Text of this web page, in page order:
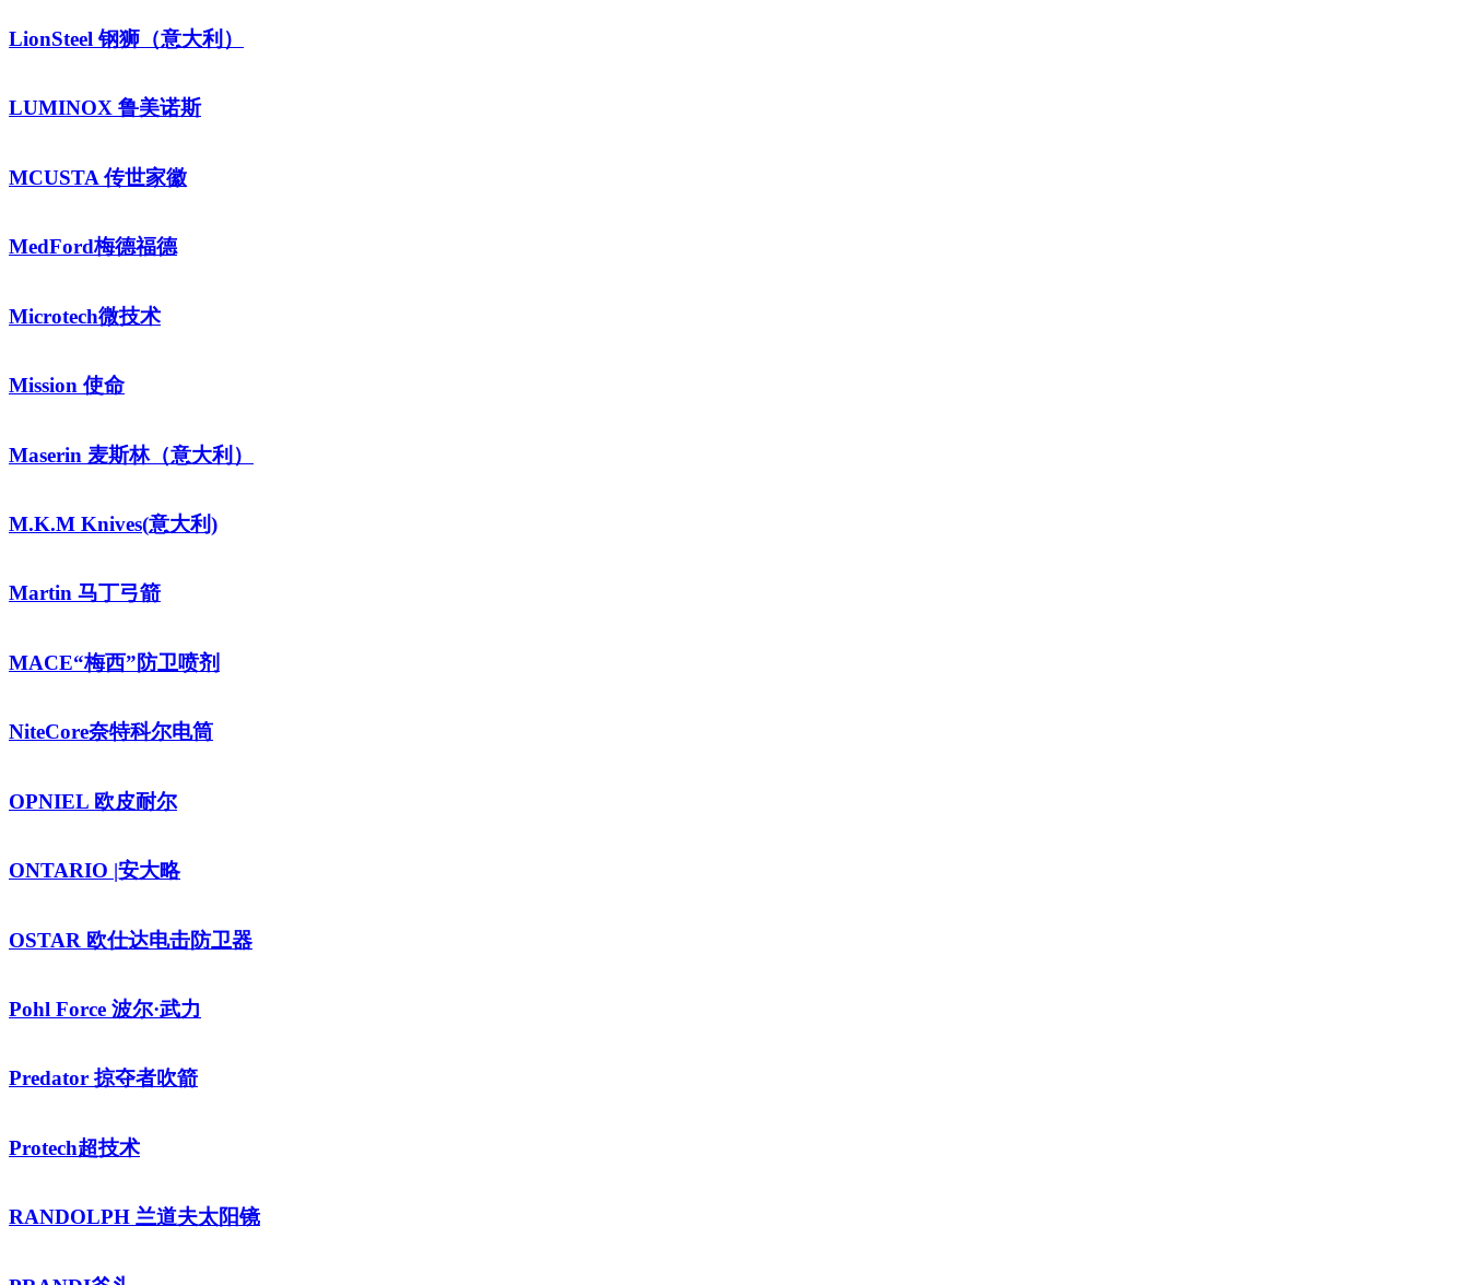
LionSteel 钢狮（意大利）
LUMINOX 鲁美诺斯
MCUSTA 传世家徽
MedFord梅德福德
Microtech微技术
Mission 使命
Maserin 麦斯林（意大利）
M.K.M Knives(意大利)
Martin 马丁弓箭
MACE“梅西”防卫喷剂
NiteCore奈特科尔电筒
OPNIEL 欧皮耐尔
ONTARIO |安大略
OSTAR 欧仕达电击防卫器
Pohl Force 波尔·武力
Predator 掠夺者吹箭
Protech超技术
RANDOLPH 兰道夫太阳镜